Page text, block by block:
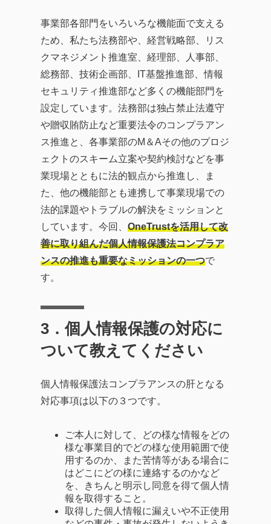
事業部各部門をいろいろな機能面で支える
ため、私たち法務部や、経営戦略部、リス
クマネジメント推進室、経理部、人事部、
総務部、技術企画部、IT基盤推進部、情報
セキュリティ推進部など多くの機能部門を
設定しています。法務部は独占禁止法遵守
や贈収賄防止など重要法令のコンプラアン
ス推進と、各事業部のM＆Aその他のプロジ
ェクトのスキーム立案や契約検討などを事
業現場とともに法的観点から推進し、ま
た、他の機能部とも連携して事業現場での
法的課題やトラブルの解決をミッションと
しています。今回、 OneTrustを活用して改
善に取り組んだ個人情報保護法コンプラア
ンスの推進も重要なミッションの一つで
す。
3．個人情報保護の対応に
ついて教えてください
個人情報保護法コンプラアンスの肝となる
対応事項は以下の３つです。
ご本人に対して、どの様な情報をどの
様な事業目的でどの様な使用範囲で使
用するのか、また苦情等がある場合に
はどこにどの様に連絡するのかなど
を、きちんと明示し同意を得て個人情
報を取得すること。
取得した個人情報に漏えいや不正使用